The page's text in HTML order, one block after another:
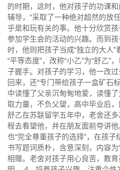
的时期，这时，他对孩子的功课
辅导，“采取了一种绝对超然的放
乎是和玩有关的事。他十分欣赏
参加学生会的活动的兴趣。而到
时，他则把孩子当成“独立的大人”
“平等态度”，改称“小乙”为“舒乙”
子握手。对孩子的学习，他一改
回来，还“专门带给孩子一盒矿石
中读懂了父亲沉甸甸地爱，读懂
取力量，不负父望，高中毕业后，
舒乙在苏联留学五年中，老舍还
程去看望他，并在朋友面前夸讲
也“完全尊重孩子的选择”，在孩
书写题词质朴，含意深刻，内容
相赠。老舍对孩子用心良苦，教